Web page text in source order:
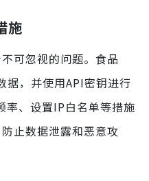
施
可忽视的问题。食品
据，并使用API密钥进行
率、设置IP白名单等措施
止数据泄露和恶意攻